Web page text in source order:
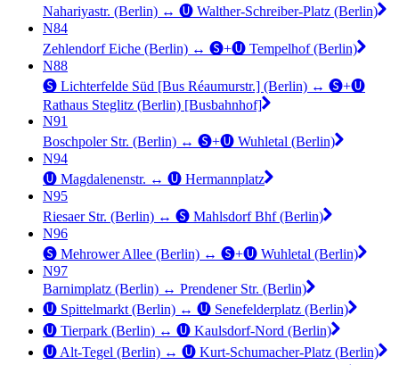
Nahariyastr. (Berlin) ↔︎ 🅤 Walther-Schreiber-Platz (Berlin)
N84
Zehlendorf Eiche (Berlin) ↔︎ 🅢+🅤 Tempelhof (Berlin)
N88
🅢 Lichterfelde Süd [Bus Réaumurstr.] (Berlin) ↔︎ 🅢+🅤
Rathaus Steglitz (Berlin) [Busbahnhof]
N91
Boschpoler Str. (Berlin) ↔︎ 🅢+🅤 Wuhletal (Berlin)
N94
🅤 Magdalenenstr. ↔︎ 🅤 Hermannplatz
N95
Riesaer Str. (Berlin) ↔︎ 🅢 Mahlsdorf Bhf (Berlin)
N96
🅢 Mehrower Allee (Berlin) ↔︎ 🅢+🅤 Wuhletal (Berlin)
N97
Barnimplatz (Berlin) ↔︎ Prendener Str. (Berlin)
🅤 Spittelmarkt (Berlin) ↔︎ 🅤 Senefelderplatz (Berlin)
🅤 Tierpark (Berlin) ↔︎ 🅤 Kaulsdorf-Nord (Berlin)
🅤 Alt-Tegel (Berlin) ↔︎ 🅤 Kurt-Schumacher-Platz (Berlin)